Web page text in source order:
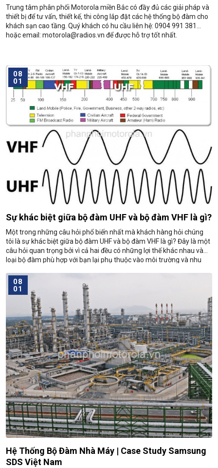
Trung tâm phân phối Motorola miền Bắc có đầy đủ các giải pháp và
thiết bị để tư vấn, thiết kế, thi công lắp đặt các hệ thống bộ đàm cho
khách sạn cao tầng. Quý khách có hu cầu liên hệ: 0904 991 381
hoặc email: motorola@radios.vn để được hỗ trợ tốt nhất.
08
01
Sự khác biệt giữa bộ đàm UHF và bộ đàm VHF là gì?
Một trong những câu hỏi phổ biến nhất mà khách hàng hỏi chúng
tôi là sự khác biệt giữa bộ đàm UHF và bộ đàm VHF là gì? Đây là một
câu hỏi quan trọng bởi vì cả hai đều có những lợi thế khác nhau và
loại bộ đàm phù hợp với bạn lại phụ thuộc vào môi trường và nhu
08
01
Hệ Thống Bộ Đàm Nhà Máy | Case Study Samsung
SDS Việt Nam